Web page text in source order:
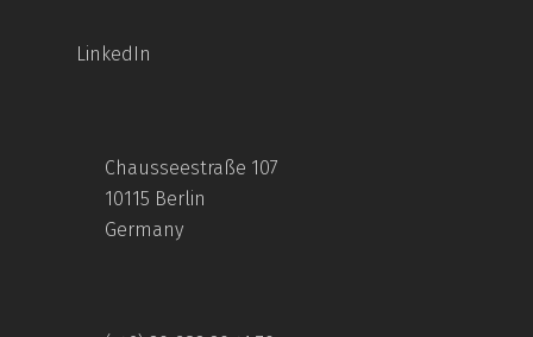
LinkedIn
Chausseestraße 107
10115 Berlin
Germany